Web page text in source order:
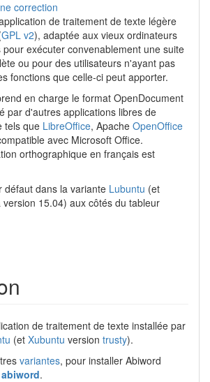
de traitement de texte légère
GPL v2), adaptée aux vieux ordinateurs
exécuter convenablement une suite
ou pour des utilisateurs n'ayant pas
fonctions que celle-ci peut apporter.
en charge le format OpenDocument
par d'autres applications libres de
tels que LibreOffice, Apache OpenOffice
avec Microsoft Office.
orthographique en français est
défaut dans la variante Lubuntu (et
version 15.04) aux côtés du tableur
de traitement de texte installée par
(et Xubuntu version trusty).
variantes, pour installer Abiword
abiword.